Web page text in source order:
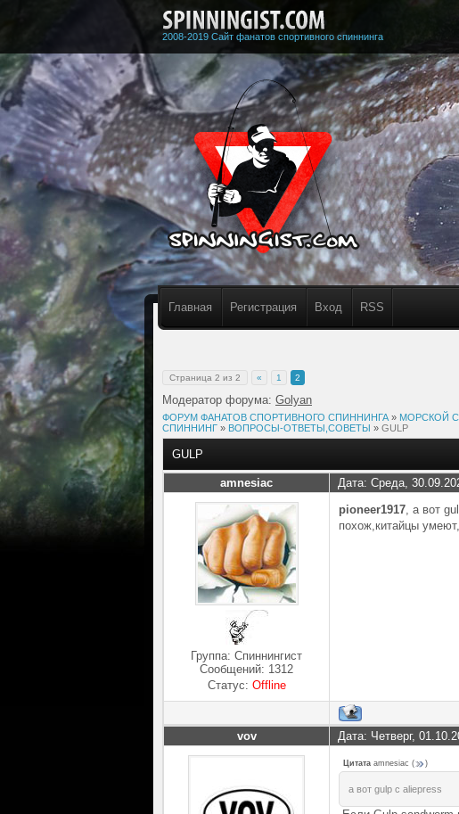
2008-2019 Сайт фанатов спортивного спиннинга
Главная Регистрация Вход RSS
Страница 2 из 2 « 1 2
Модератор форума: Golyan
ФОРУМ ФАНАТОВ СПОРТИВНОГО СПИННИНГА » МОРСКОЙ
СПИННИНГ » ВОПРОСЫ-ОТВЕТЫ,СОВЕТЫ » GULP
GULP
amnesiac Дата: Среда,
Группа: Спиннингист
Сообщений: 1312
Статус: Offline
pioneer1917, а вот
похож,китайцы
vov Дата: Четверг,
Цитата amnesiac ( )
а вот gulp с aliepress